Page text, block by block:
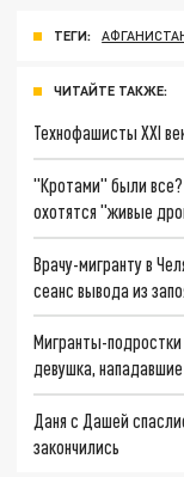
ТЕГИ:
ЧИТАЙТЕ ТАКЖЕ:
Технофашисты XXI
"Кротами" были все?
охотятся "живые
Врачу-мигранту в
сеанс вывода из
Мигранты-
девушка,
Даня с Дашей
закончились